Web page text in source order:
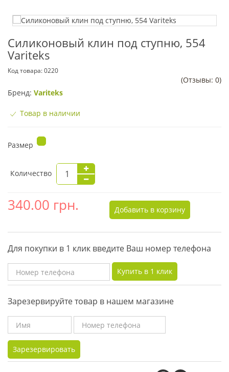
Силиконовый клин под ступню, 554
Variteks
Код товара:0220
(Отзывы: 0)
Бренд: Variteks
Товар в наличии
Размер
Количество
340.00 грн. Добавить в корзину
Для покупки в 1 клик введите Ваш номер телефона
Купить в 1 клик
Зарезервируйте товар в нашем магазине
Зарезервировать